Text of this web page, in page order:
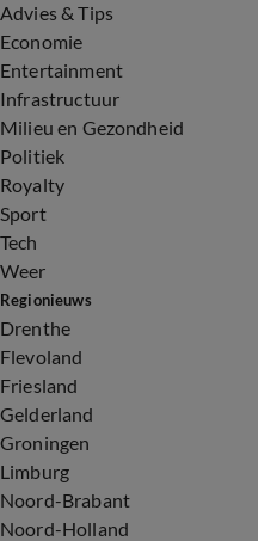
Advies & Tips
Economie
Entertainment
Infrastructuur
Milieu en Gezondheid
Politiek
Royalty
Sport
Tech
Weer
Regionieuws
Drenthe
Flevoland
Friesland
Gelderland
Groningen
Limburg
Noord-Brabant
Noord-Holland